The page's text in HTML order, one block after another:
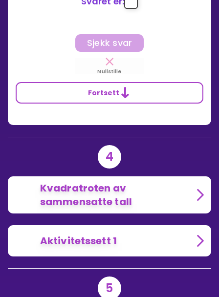
Sjekk svar
Nullstille
Fortsett
4
Kvadratroten av
sammensatte tall
Aktivitetssett 1
5